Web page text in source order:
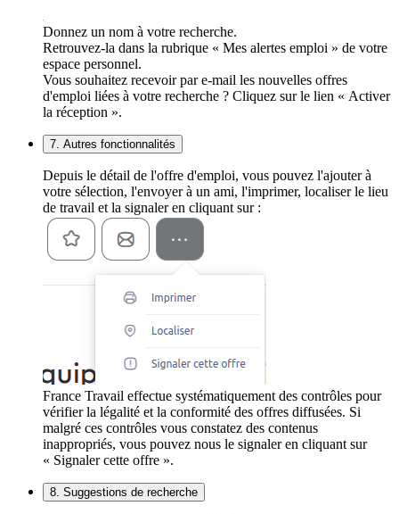
Donnez un nom à votre recherche.
Retrouvez-la dans la rubrique « Mes alertes emploi » de votre
espace personnel.
Vous souhaitez recevoir par e-mail les nouvelles offres
d'emploi liées à votre recherche ? Cliquez sur le lien « Activer
la réception ».
7. Autres fonctionnalités
Depuis le détail de l'offre d'emploi, vous pouvez l'ajouter à
votre sélection, l'envoyer à un ami, l'imprimer, localiser le lieu
de travail et la signaler en cliquant sur :
France Travail effectue systématiquement des contrôles pour
vérifier la légalité et la conformité des offres diffusées. Si
malgré ces contrôles vous constatez des contenus
inappropriés, vous pouvez nous le signaler en cliquant sur
« Signaler cette offre ».
8. Suggestions de recherche